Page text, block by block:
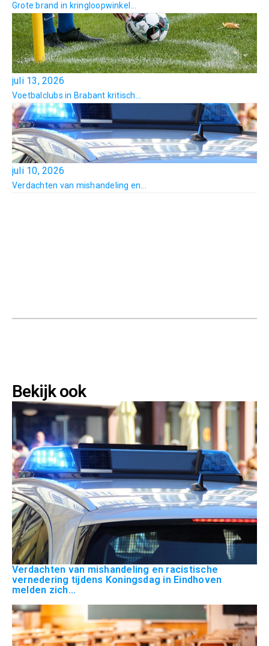
Grote brand in kringloopwinkel...
juli 13, 2026
Voetbalclubs in Brabant kritisch...
juli 10, 2026
Verdachten van mishandeling en...
Bekijk ook
Verdachten van mishandeling en racistische
vernedering tijdens Koningsdag in Eindhoven
melden zich...